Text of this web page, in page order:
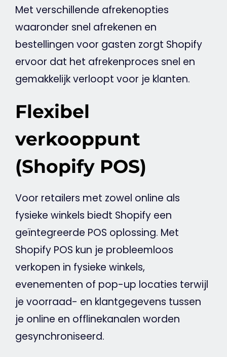
Met verschillende afrekenopties
waaronder snel afrekenen en
bestellingen voor gasten zorgt Shopify
ervoor dat het afrekenproces snel en
gemakkelijk verloopt voor je klanten.
Flexibel
verkooppunt
(Shopify POS)
Voor retailers met zowel online als
fysieke winkels biedt Shopify een
geïntegreerde POS oplossing. Met
Shopify POS kun je probleemloos
verkopen in fysieke winkels,
evenementen of pop-up locaties terwijl
je voorraad- en klantgegevens tussen
je online en offlinekanalen worden
gesynchroniseerd.